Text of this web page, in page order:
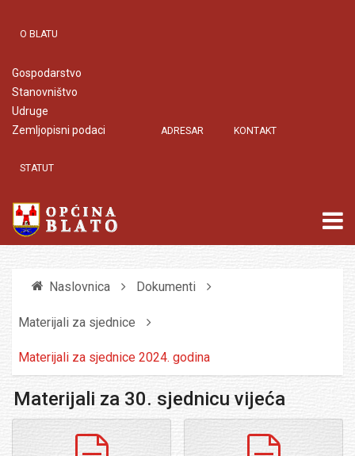
O BLATU
Gospodarstvo
Stanovništvo
Udruge
Zemljopisni podaci
ADRESAR KONTAKT
STATUT
Naslovnica Dokumenti
Materijali za sjednice
Materijali za sjednice 2024. godina
Materijali za 30. sjednicu vijeća